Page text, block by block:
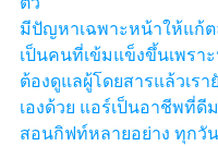
มีปัญหาเฉพาะหน้าให้แก้ต
เป็นคนที่เข้มแข็งขึ้นเพรา
ต้องดูแลผู้โดยสารแล้วเรา
เองด้วย แอร์เป็นอาชีพที่ดี
สอนกิฟท์หลายอย่าง ทุกวั